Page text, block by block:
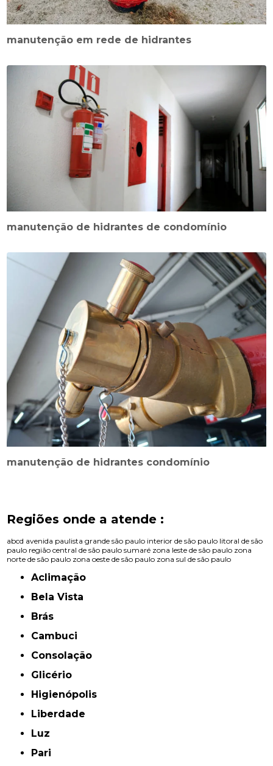
manutenção em rede de hidrantes
manutenção de hidrantes de condomínio
manutenção de hidrantes condomínio
Regiões onde a atende :
abcd avenida paulista grande são paulo interior de são paulo litoral de são
paulo região central de são paulo sumaré zona leste de são paulo zona
norte de são paulo zona oeste de são paulo zona sul de são paulo
Aclimação
Bela Vista
Brás
Cambuci
Consolação
Glicério
Higienópolis
Liberdade
Luz
Pari